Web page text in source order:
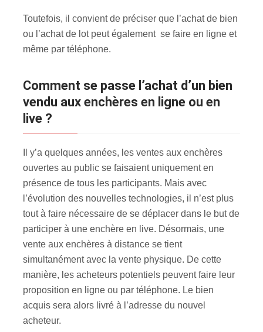
Toutefois, il convient de préciser que l’achat de bien
ou l’achat de lot peut également se faire en ligne et
même par téléphone.
Comment se passe l’achat d’un bien
vendu aux enchères en ligne ou en
live ?
Il y’a quelques années, les ventes aux enchères
ouvertes au public se faisaient uniquement en
présence de tous les participants. Mais avec
l’évolution des nouvelles technologies, il n’est plus
tout à faire nécessaire de se déplacer dans le but de
participer à une enchère en live. Désormais, une
vente aux enchères à distance se tient
simultanément avec la vente physique. De cette
manière, les acheteurs potentiels peuvent faire leur
proposition en ligne ou par téléphone. Le bien
acquis sera alors livré à l’adresse du nouvel
acheteur.